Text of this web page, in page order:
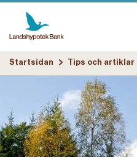
Startsidan Tips och artiklar